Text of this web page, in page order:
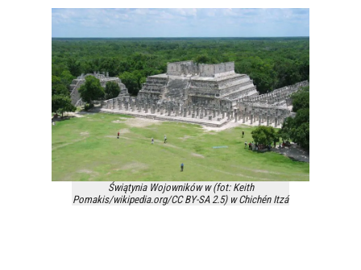
Świątynia Wojowników w (fot: Keith
Pomakis/wikipedia.org/CC BY-SA 2.5) w Chichén Itzá